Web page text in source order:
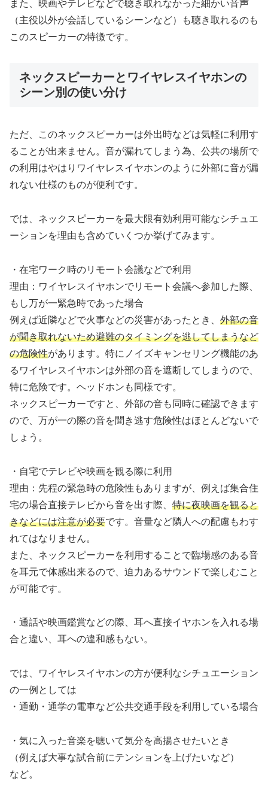
また、映画やテレビなどで聴き取れなかった細かい音声
（主役以外が会話しているシーンなど）も聴き取れるのも
このスピーカーの特徴です。
ネックスピーカーとワイヤレスイヤホンの
シーン別の使い分け
ただ、このネックスピーカーは外出時などは気軽に利用す
ることが出来ません。音が漏れてしまう為、公共の場所で
の利用はやはりワイヤレスイヤホンのように外部に音が漏
れない仕様のものが便利です。
では、ネックスピーカーを最大限有効利用可能なシチュエ
ーションを理由も含めていくつか挙げてみます。
・在宅ワーク時のリモート会議などで利用
理由：ワイヤレスイヤホンでリモート会議へ参加した際、
もし万が一緊急時であった場合
例えば近隣などで火事などの災害があったとき、 外部の音
が聞き取れないため避難のタイミングを逃してしまうなど
の危険性があります。特にノイズキャンセリング機能のあ
るワイヤレスイヤホンは外部の音を遮断してしまうので、
特に危険です。ヘッドホンも同様です。
ネックスピーカーですと、外部の音も同時に確認できます
ので、万が一の際の音を聞き逃す危険性はほとんどないで
しょう。
・自宅でテレビや映画を観る際に利用
理由：先程の緊急時の危険性もありますが、例えば集合住
宅の場合直接テレビから音を出す際、 特に夜映画を観ると
きなどには注意が必要です。音量など隣人への配慮もわす
れてはなりません。
また、ネックスピーカーを利用することで臨場感のある音
を耳元で体感出来るので、迫力あるサウンドで楽しむこと
が可能です。
・通話や映画鑑賞などの際、耳へ直接イヤホンを入れる場
合と違い、耳への違和感もない。
では、ワイヤレスイヤホンの方が便利なシチュエーション
の一例としては
・通勤・通学の電車など公共交通手段を利用している場合
・気に入った音楽を聴いて気分を高揚させたいとき
（例えば大事な試合前にテンションを上げたいなど）
など。